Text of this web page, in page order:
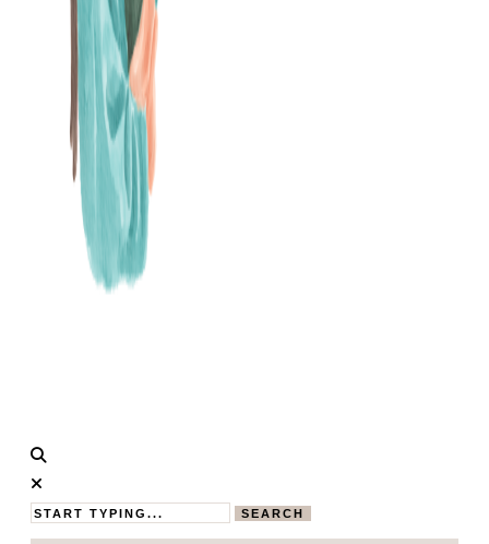
Calistas
Traum
MAMABLOG
SEARCH